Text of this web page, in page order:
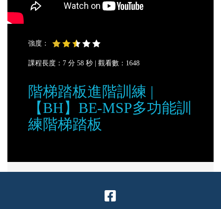
強度：
課程長度：7 分 58 秒 | 觀看數：1648
階梯踏板進階訓練 |
【BH】BE-MSP多功能訓
練階梯踏板